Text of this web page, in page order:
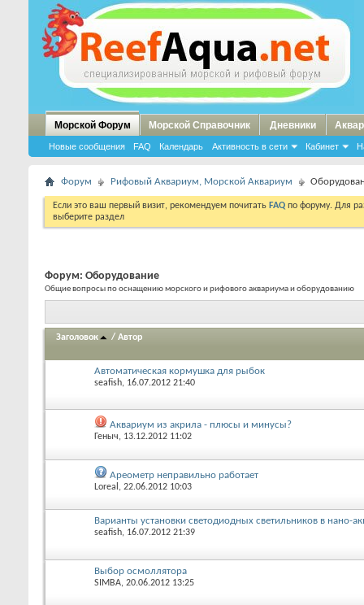
Морской Форум
Новые сообщения FAQ Календарь Активность в сети Кабинет
Морской Справочник Дневники
Форум Рифовый Аквариум, Морской Аквариум
Если это ваш первый визит, рекомендуем почитать FAQ по форуму. Для
выберите раздел
Форум: Оборудование
Общие вопросы по оснащению морского и рифового аквариума и оборудованию
Заголовок / Автор
Автоматическая кормушка для рыбок
seafish, 16.07.2012 21:40
Аквариум из акрила - плюсы и минусы?
Геныч, 13.12.2012 11:02
Ареометр неправильно работает
Loreal , 22.06.2012 10:03
Варианты установки светодиодных светильников в нано-
seafish, 16.07.2012 21:39
Выбор осмоллятора
SIMBA, 20.06.2012 13:25